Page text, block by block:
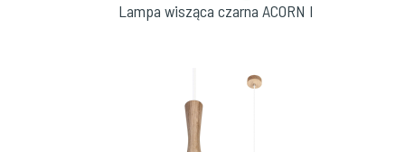
Lampa wisząca czarna ACORN I